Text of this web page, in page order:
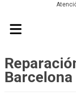
Barcelona